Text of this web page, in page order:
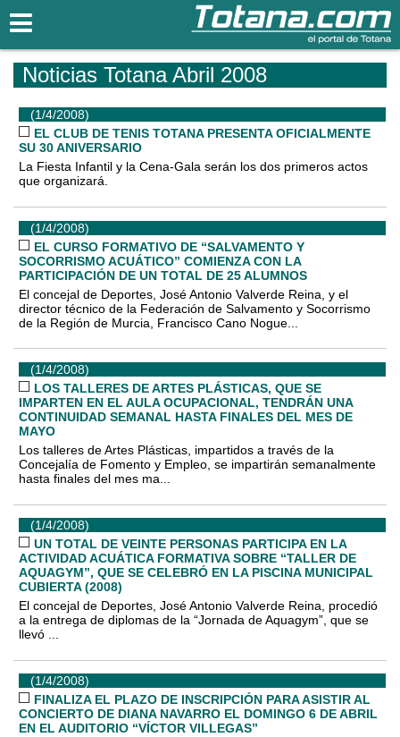
Noticias Totana Abril 2008
(1/4/2008)
EL CLUB DE TENIS TOTANA PRESENTA OFICIALMENTE
SU 30 ANIVERSARIO
La Fiesta Infantil y la Cena-Gala serán los dos primeros actos
que organizará.
(1/4/2008)
EL CURSO FORMATIVO DE “SALVAMENTO Y
SOCORRISMO ACUÁTICO” COMIENZA CON LA
PARTICIPACIÓN DE UN TOTAL DE 25 ALUMNOS
El concejal de Deportes, José Antonio Valverde Reina, y el
director técnico de la Federación de Salvamento y Socorrismo
de la Región de Murcia, Francisco Cano Nogue...
(1/4/2008)
LOS TALLERES DE ARTES PLÁSTICAS, QUE SE
IMPARTEN EN EL AULA OCUPACIONAL, TENDRÁN UNA
CONTINUIDAD SEMANAL HASTA FINALES DEL MES DE
MAYO
Los talleres de Artes Plásticas, impartidos a través de la
Concejalía de Fomento y Empleo, se impartirán semanalmente
hasta finales del mes ma...
(1/4/2008)
UN TOTAL DE VEINTE PERSONAS PARTICIPA EN LA
ACTIVIDAD ACUÁTICA FORMATIVA SOBRE “TALLER DE
AQUAGYM”, QUE SE CELEBRÓ EN LA PISCINA MUNICIPAL
CUBIERTA (2008)
El concejal de Deportes, José Antonio Valverde Reina, procedió
a la entrega de diplomas de la “Jornada de Aquagym”, que se
llevó ...
(1/4/2008)
FINALIZA EL PLAZO DE INSCRIPCIÓN PARA ASISTIR AL
CONCIERTO DE DIANA NAVARRO EL DOMINGO 6 DE ABRIL
EN EL AUDITORIO “VÍCTOR VILLEGAS”